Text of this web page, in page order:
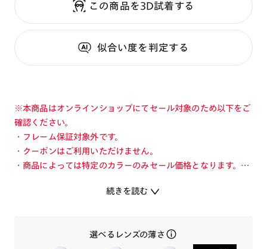
この商品を3D試着する
似合い度を判定する
※本商品はオンラインショップにてセール対象のため以下をご
確認ください。
・フレーム保証対象外です。
・クーポンはご利用いただけません。
・商品によっては特定のカラーのみセール価格となります。カ
・店舗とオンラインショップで価格が異なる場合があります。
続きを読む
選べるレンズの薄さ